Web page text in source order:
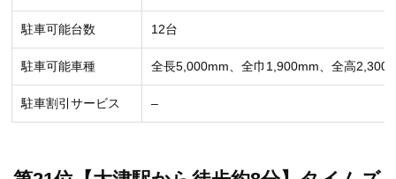
駐車可能台数 12台
駐車可能車種 全長5,000mm、全巾1,900mm、全高
駐車割引サービス –